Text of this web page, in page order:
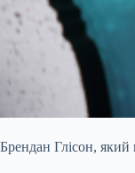
Брендан Глісон, який